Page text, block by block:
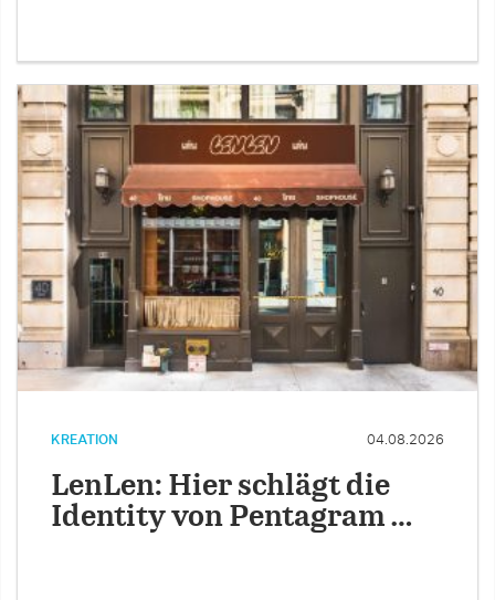
KREATION 04.08.2026
LenLen: Hier schlägt die
Identity von Pentagram …